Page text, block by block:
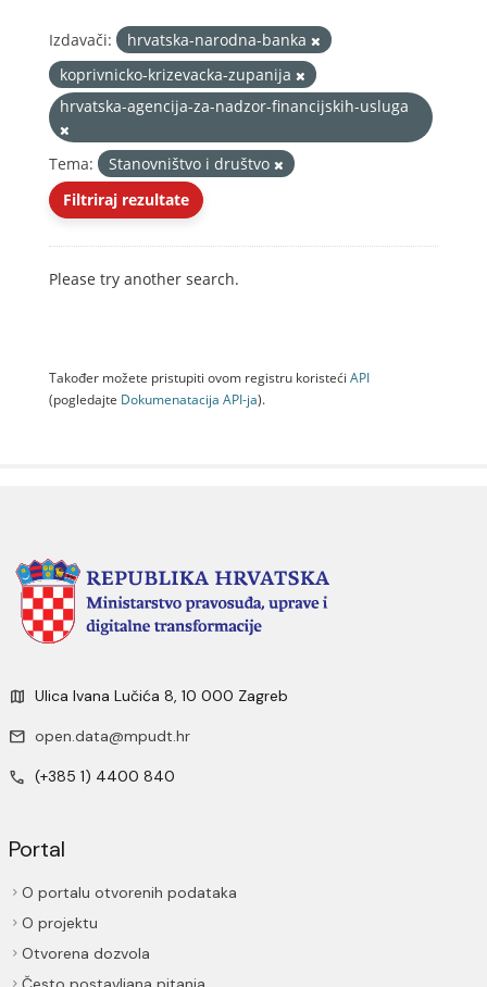
Izdavači:
hrvatska-narodna-banka
koprivnicko-krizevacka-zupanija
hrvatska-agencija-za-nadzor-financijskih-usluga
Tema:
Stanovništvo i društvo
Filtriraj rezultate
Please try another search.
Također možete pristupiti ovom registru koristeći API
(pogledajte Dokumenаtаcijа API-jа).